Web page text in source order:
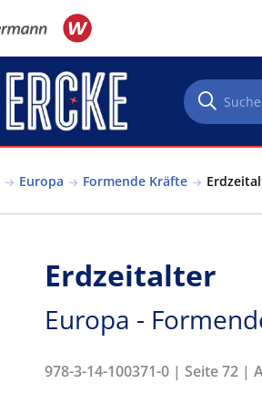
Europa Formende Kräfte
Erdzeitalter
Europa -
978-3-14-100371-0 | Seite 72 |